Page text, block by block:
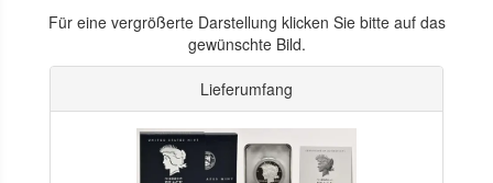
Für eine vergrößerte Darstellung klicken Sie bitte auf das
gewünschte Bild.
Lieferumfang